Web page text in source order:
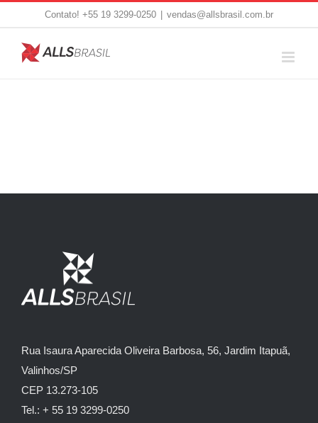
content
Contato! +55 19 3299-0250 vendas@allsbrasil.com.br
Rua Isaura Aparecida Oliveira Barbosa, 56, Jardim Itapuã,
Valinhos/SP
CEP 13.273-105
Tel.: + 55 19 3299-0250